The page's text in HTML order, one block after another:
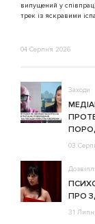
випущений у
трек із яскравими
04 Серпня 2026
Заходи
03
ПРО
31